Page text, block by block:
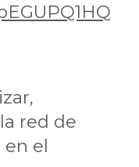
red de
en el